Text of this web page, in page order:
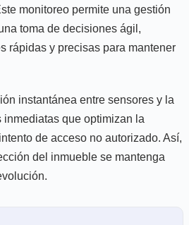
monitoreo permite una gestión
toma de decisiones ágil,
rápidas y precisas para mantener
instantánea entre sensores y la
que optimizan la
de acceso no autorizado. Así,
del inmueble se mantenga